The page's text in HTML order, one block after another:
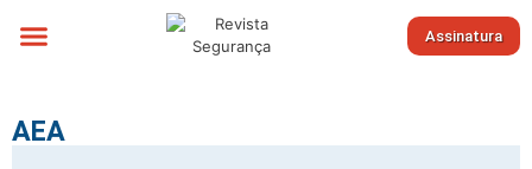
Assinatura
AEA